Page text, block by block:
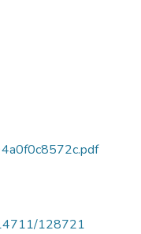
128721